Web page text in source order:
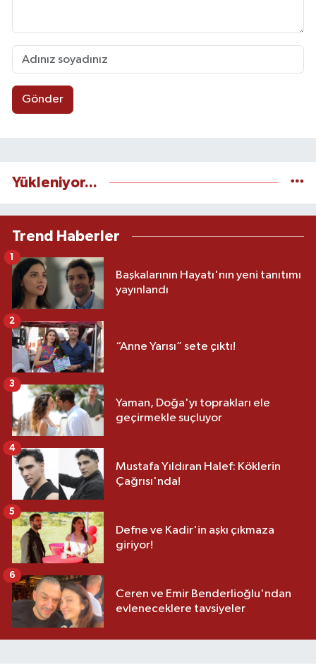
Gönder
Yükleniyor...
Trend Haberler
Başkalarının Hayatı'nın yeni tanıtımı
yayınlandı
1
“Anne Yarısı” sete çıktı!
2
Yaman, Doğa'yı toprakları ele
geçirmekle suçluyor
3
Mustafa Yıldıran Halef: Köklerin
Çağrısı'nda!
4
Defne ve Kadir'in aşkı çıkmaza
giriyor!
5
Ceren ve Emir Benderlioğlu'ndan
evleneceklere tavsiyeler
6